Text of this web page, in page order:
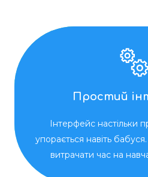
Простий
Інтерфейс настільки
упорається навіть
витрачати час на